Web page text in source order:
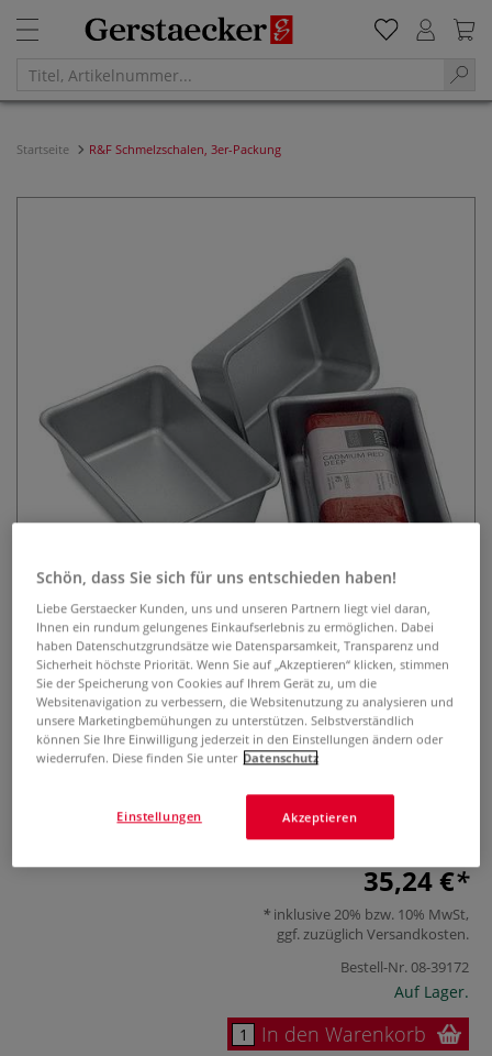
Startseite R&F Schmelzschalen, 3er-Packung
R&F Schmelzschalen, 3er-Packung
0 Bewertungen
R&F Encaustic Schmelzschalen im 3er-Pack. Robuste
Aluminium-Stahl-Legierung, ideal zum Schmelzen,
Reinhalten und Aufbewahren von Enkaustikfarben.
35,24 €
inklusive 20% bzw. 10% MwSt,
ggf. zuzüglich Versandkosten.
Bestell-Nr.08-39172
Auf Lager.
In den Warenkorb
Schön, dass Sie sich für uns entschieden haben!
Liebe Gerstaecker Kunden, uns und unseren Partnern liegt viel daran,
Ihnen ein rundum gelungenes Einkaufserlebnis zu ermöglichen. Dabei
haben Datenschutzgrundsätze wie Datensparsamkeit, Transparenz und
Sicherheit höchste Priorität. Wenn Sie auf „Akzeptieren“ klicken, stimmen
Sie der Speicherung von Cookies auf Ihrem Gerät zu, um die
Websitenavigation zu verbessern, die Websitenutzung zu analysieren und
unsere Marketingbemühungen zu unterstützen. Selbstverständlich
können Sie Ihre Einwilligung jederzeit in den Einstellungen ändern oder
wiederrufen. Diese finden Sie unter Datenschutz
Akzeptieren
Einstellungen